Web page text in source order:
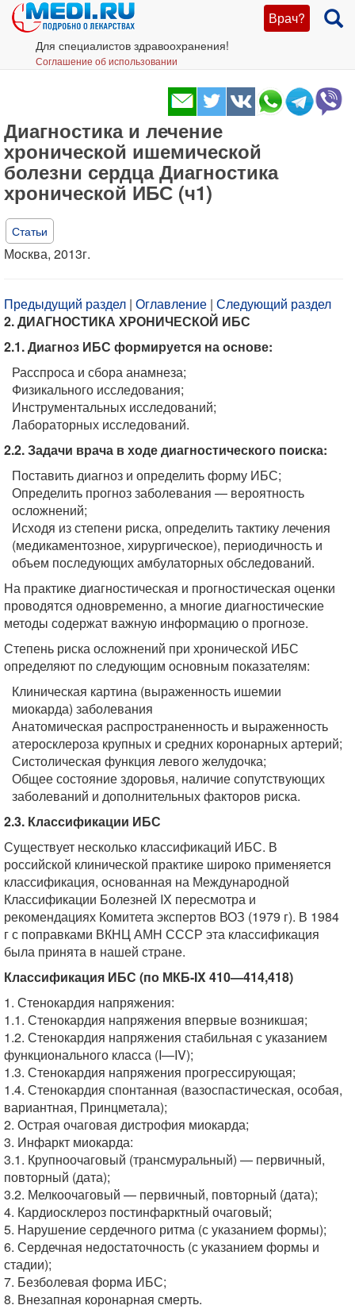
Врач?
Для специалистов здравоохранения!
Соглашение об использовании
Диагностика и лечение
хронической ишемической
болезни сердца Диагностика
хронической ИБС (ч1)
Статьи
Москва, 2013г.
Предыдущий раздел | Оглавление | Следующий раздел
2. ДИАГНОСТИКА ХРОНИЧЕСКОЙ ИБС
2.1. Диагноз ИБС формируется на основе:
Расспроса и сбора анамнеза;
Физикального исследования;
Инструментальных исследований;
Лабораторных исследований.
2.2. Задачи врача в ходе диагностического поиска:
Поставить диагноз и определить форму ИБС;
Определить прогноз заболевания — вероятность
осложнений;
Исходя из степени риска, определить тактику лечения
(медикаментозное, хирургическое), периодичность и
объем последующих амбулаторных обследований.
На практике диагностическая и прогностическая оценки
проводятся одновременно, а многие диагностические
методы содержат важную информацию о прогнозе.
Степень риска осложнений при хронической ИБС
определяют по следующим основным показателям:
Клиническая картина (выраженность ишемии
миокарда) заболевания
Анатомическая распространенность и выраженность
атеросклероза крупных и средних коронарных артерий;
Систолическая функция левого желудочка;
Общее состояние здоровья, наличие сопутствующих
заболеваний и дополнительных факторов риска.
2.3. Классификации ИБС
Существует несколько классификаций ИБС. В
российской клинической практике широко применяется
классификация, основанная на Международной
Классификации Болезней IX пересмотра и
рекомендациях Комитета экспертов ВОЗ (1979 г). В 1984
г с поправками ВКНЦ АМН СССР эта классификация
была принята в нашей стране.
Классификация ИБС (по МКБ-IX 410—414,418)
1. Стенокардия напряжения:
1.1. Стенокардия напряжения впервые возникшая;
1.2. Стенокардия напряжения стабильная с указанием
функционального класса (I—IV);
1.3. Стенокардия напряжения прогрессирующая;
1.4. Стенокардия спонтанная (вазоспастическая, особая,
вариантная, Принцметала);
2. Острая очаговая дистрофия миокарда;
3. Инфаркт миокарда:
3.1. Крупноочаговый (трансмуральный) — первичный,
повторный (дата);
3.2. Мелкоочаговый — первичный, повторный (дата);
4. Кардиосклероз постинфарктный очаговый;
5. Нарушение сердечного ритма (с указанием формы);
6. Сердечная недостаточность (с указанием формы и
стадии);
7. Безболевая форма ИБС;
8. Внезапная коронарная смерть.